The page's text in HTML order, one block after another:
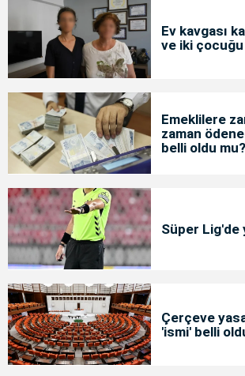
Ev kavgası
ve iki çocuğu
Emeklilere
zaman
belli oldu mu?
Süper Lig'de
Çerçeve
'ismi' belli